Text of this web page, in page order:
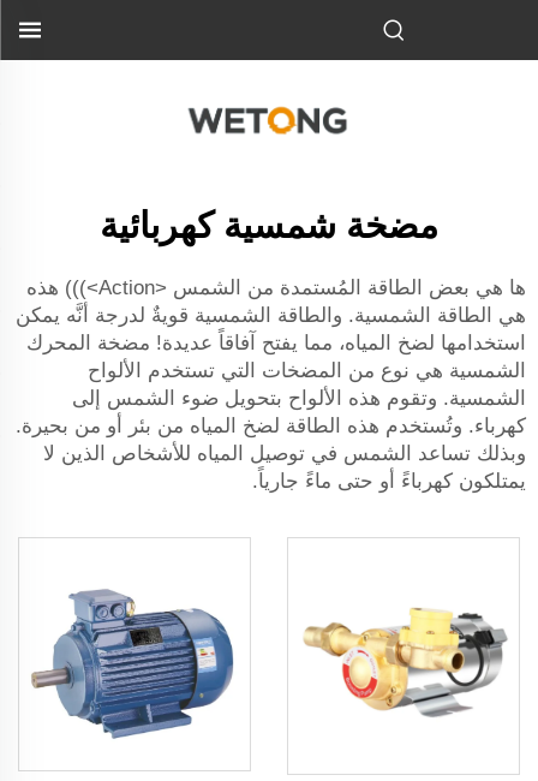
مضخة شمسية كهربائية
ها هي بعض الطاقة المُستمدة من الشمس <Action>))) هذه
هي الطاقة الشمسية. والطاقة الشمسية قويةٌ لدرجة أنَّه يمكن
استخدامها لضخ المياه، مما يفتح آفاقاً عديدة! مضخة المحرك
الشمسية هي نوع من المضخات التي تستخدم الألواح
الشمسية. وتقوم هذه الألواح بتحويل ضوء الشمس إلى
كهرباء. وتُستخدم هذه الطاقة لضخ المياه من بئر أو من بحيرة.
وبذلك تساعد الشمس في توصيل المياه للأشخاص الذين لا
يمتلكون كهرباءً أو حتى ماءً جارياً.